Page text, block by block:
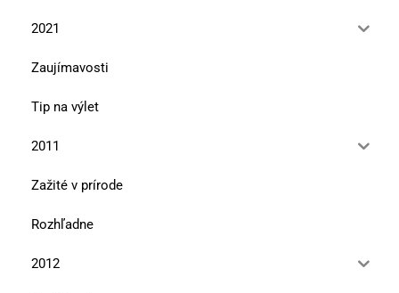
2021
Zaujímavosti
Tip na výlet
2011
Zažité v prírode
Rozhľadne
2012